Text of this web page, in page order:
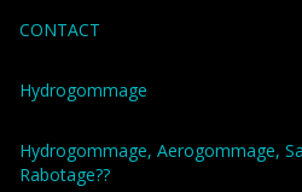
CONTACT
Hydrogommage
Hydrogommage, Aerogommage,
Rabotage??